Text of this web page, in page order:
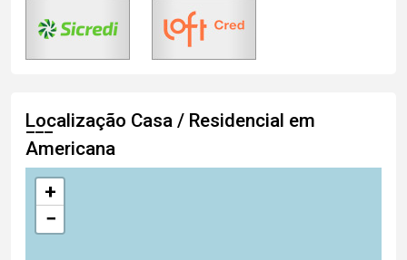
Localização Casa / Residencial em
Americana
+
−